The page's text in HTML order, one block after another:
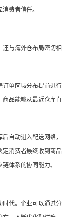
费者信任。
还与海外仓布局密切相
订单区域分布提前进行
品能够从最近仓库直
自动进入配送网络，
定消费者最终收到商品
体系的协同能力。
时代。企业可以通过分